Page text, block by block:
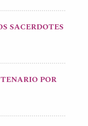
SACERDOTES
POR